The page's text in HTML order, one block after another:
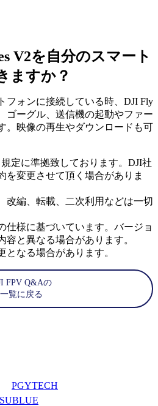
V2を自分のスマート
ますか？
フォンに接続している時、DJI Fly
ゴーグル、送信機の起動やファー
。映像の再生やダウンロードも可
定に準拠致しております。DJI社
を変更させて頂く場合がありま
改編、転載、二次利用などは一切
様に基づいています。バージョ
容と異なる場合があります。
なる場合があります。
FPV Q&Aの
一覧に戻る
PGYTECH
SUBLUE